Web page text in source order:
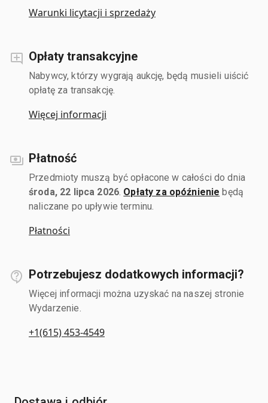
Warunki licytacji i sprzedaży
Opłaty transakcyjne
Nabywcy, którzy wygrają aukcję, będą musieli uiścić
opłatę za transakcję.
Więcej informacji
Płatność
Przedmioty muszą być opłacone w całości do dnia
środa, 22 lipca 2026 Opłaty za opóźnienie będą
naliczane po upływie terminu.
Płatności
Potrzebujesz dodatkowych informacji?
Więcej informacji można uzyskać na naszej stronie
Wydarzenie.
+1(615) 453-4549